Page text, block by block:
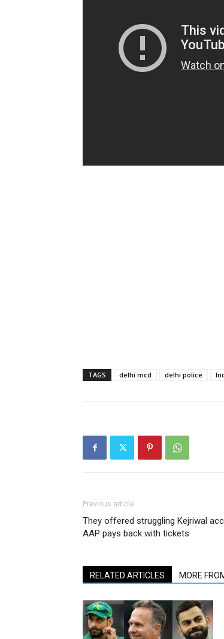
TAGS delhi mcd delhi police
Previous article
They offered struggling Kejriwal
AAP pays back with tickets
RELATED ARTICLES MORE